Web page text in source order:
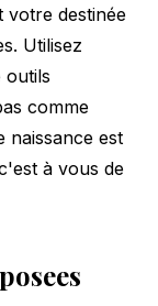
votre destinée
Utilisez
outils
comme
naissance est
à vous de